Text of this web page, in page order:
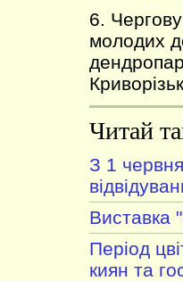
6.
молодих
Читай
З 1
Виставка
Період
киян та